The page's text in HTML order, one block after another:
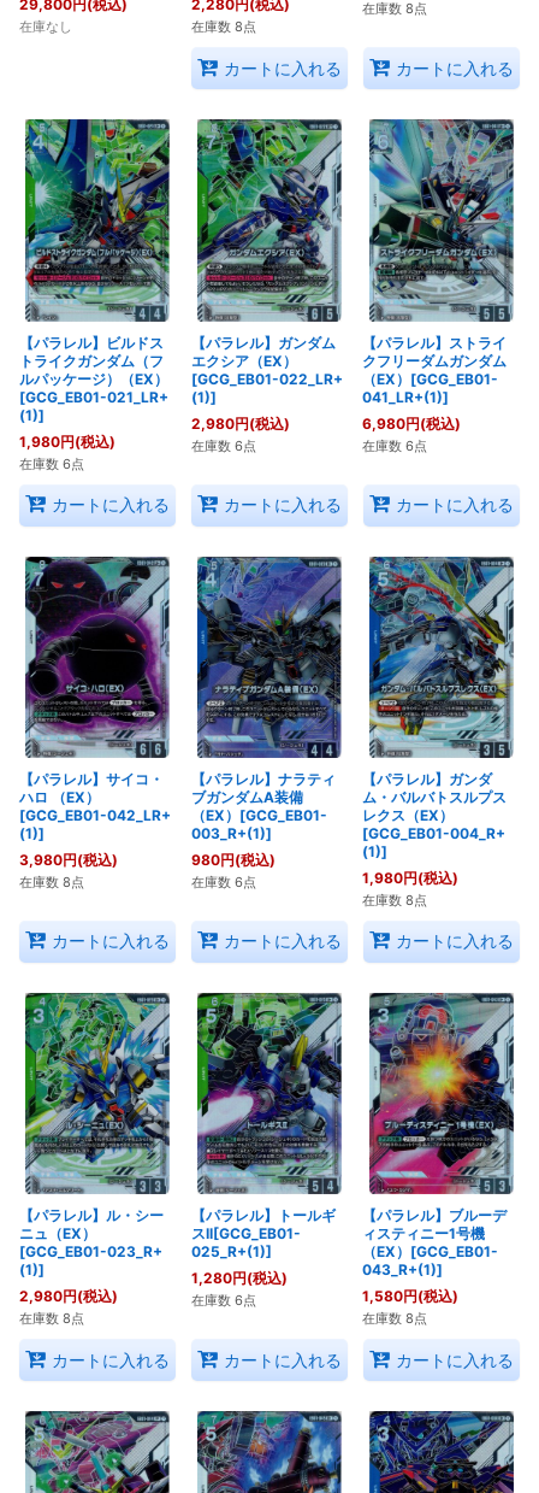
29,800円(税込)
在庫なし
2,280円(税込)
在庫数 8点
カートに入れる
在庫数 8点
カートに入れる
【パラレル】ビルドス
トライクガンダム（フ
ルパッケージ）（EX）
[GCG_EB01-021_LR+
(1)]
1,980円(税込)
在庫数 6点
カートに入れる
【パラレル】ガンダム
エクシア（EX）
[GCG_EB01-022_LR+
(1)]
2,980円(税込)
在庫数 6点
カートに入れる
【パラレル】ストライ
クフリーダムガンダム
（EX）[GCG_EB01-
041_LR+(1)]
6,980円(税込)
在庫数 6点
カートに入れる
【パラレル】サイコ・
ハロ （EX）
[GCG_EB01-042_LR+
(1)]
3,980円(税込)
在庫数 8点
カートに入れる
【パラレル】ナラティ
ブガンダムA装備
（EX）[GCG_EB01-
003_R+(1)]
980円(税込)
在庫数 6点
カートに入れる
【パラレル】ガンダ
ム・バルバトスルプス
レクス（EX）
[GCG_EB01-004_R+
(1)]
1,980円(税込)
在庫数 8点
カートに入れる
【パラレル】ル・シー
ニュ（EX）
[GCG_EB01-023_R+
(1)]
2,980円(税込)
在庫数 8点
カートに入れる
【パラレル】トールギ
スII[GCG_EB01-
025_R+(1)]
1,280円(税込)
在庫数 6点
カートに入れる
【パラレル】ブルーデ
ィスティニー1号機
（EX）[GCG_EB01-
043_R+(1)]
1,580円(税込)
在庫数 8点
カートに入れる